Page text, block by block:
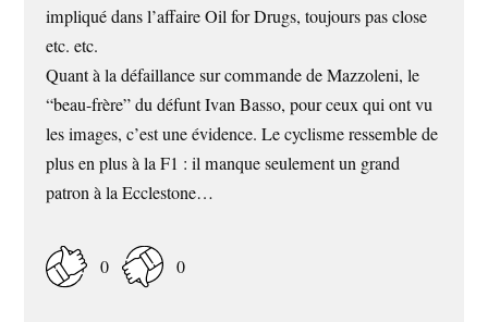
impliqué dans l’affaire Oil for Drugs, toujours pas close
etc. etc.
Quant à la défaillance sur commande de Mazzoleni, le
“beau-frère” du défunt Ivan Basso, pour ceux qui ont vu
les images, c’est une évidence. Le cyclisme ressemble de
plus en plus à la F1 : il manque seulement un grand
patron à la Ecclestone…
0 0